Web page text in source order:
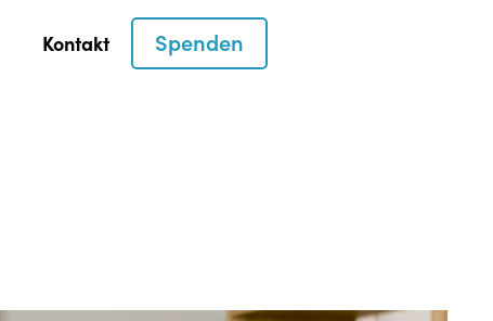
Kontakt Spenden